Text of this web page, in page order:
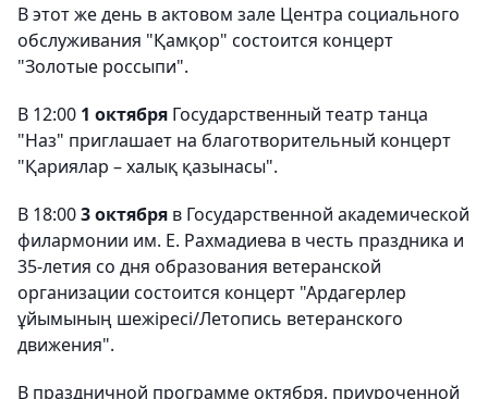
В этот же день в актовом зале Центра социального
обслуживания "Қамқор" состоится концерт
"Золотые россыпи".
В 12:00 1 октября Государственный театр танца
"Наз" приглашает на благотворительный концерт
"Қариялар – халық қазынасы".
В 18:003 октября в Государственной академической
филармонии им. Е. Рахмадиева в честь праздника и
35-летия со дня образования ветеранской
организации состоится концерт "Ардагерлер
ұйымының шежіресі/Летопись ветеранского
движения".
В праздничной программе октября, приуроченной